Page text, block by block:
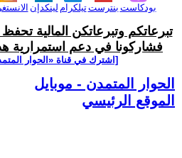
لينكدإن تيلكرامبنترست بودكاست
تبرعاتكم وتبرعاتكن المالية
فشاركونا في دعم استمرارية
[اشترك في قناة ‫«الحوار
الحوار المتمدن - موبايل
الموقع الرئيسي